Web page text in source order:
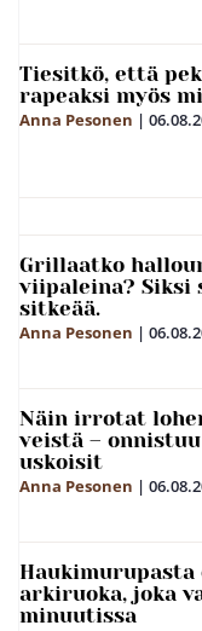
Tiesitkö, että
rapeaksi myös
Anna Pesonen |
Grillaatko
viipaleina?
sitkeää.
Anna Pesonen |
Näin irrotat
veistä –
uskoisit
Anna Pesonen |
Haukimurupasta
arkiruoka, joka
minuutissa